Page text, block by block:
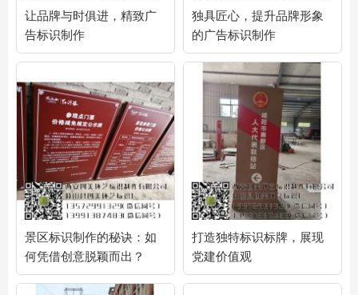
让品牌与时俱进，精致广
告标识制作
独具匠心，提升品牌形象
的广告标识制作
景区标识制作的秘诀：如
何凭借创意脱颖而出？
打造独特标识标牌，展现
党建价值观